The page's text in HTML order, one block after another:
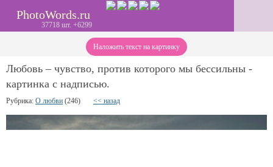
PhotoWords.ru
37718 шт. +6299
Наложить текст на картинку
Любовь – чувство, против которого мы бессильны -
картинка с надписью.
Рубрика: О любви (246) << назад